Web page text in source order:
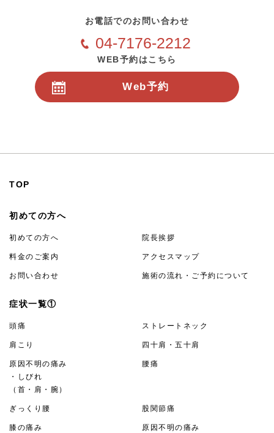
お電話でのお問い合わせ
04-7176-2212
WEB予約はこちら
Web予約
TOP
初めての方へ
初めての方へ 院長挨拶
料金のご案内 アクセスマップ
お問い合わせ 施術の流れ・ご予約について
症状一覧①
頭痛 ストレートネック
肩こり 四十肩・五十肩
原因不明の痛み
・しびれ
（首・肩・腕）
腰痛
ぎっくり腰 股関節痛
膝の痛み
原因不明の痛み